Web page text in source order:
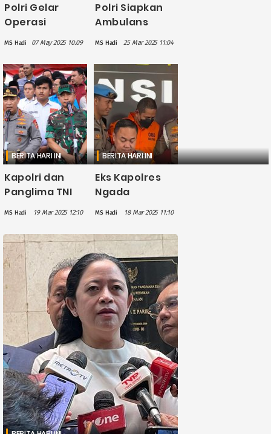
Polri Gelar
Operasi
Kewilayahan
Berantas
Premanisme
Serentak
Seluruh
Indonesia
MS Hadi 07 May 2025 10:09
Polri Siapkan
Ambulans
Udara
Keadaan
Darurat Saat
Mudik Lebaran
2025
MS Hadi 25 Mar 2025 11:04
BERITA HARI INI
Kapolri dan
Panglima TNI
Sepakat
Penembakan
Tiga Polisi di
Way Kanan
Lampung
MS Hadi 19 Mar 2025 12:10
BERITA HARI INI
Eks Kapolres
Ngada
Dipecat,
Bersalah
dalam Kasus
Pencabulan
Anak
MS Hadi 18 Mar 2025 11:10